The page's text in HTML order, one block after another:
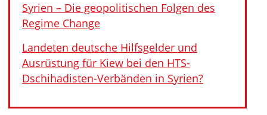
Syrien – Die geopolitischen Folgen des
Regime Change
Landeten deutsche Hilfsgelder und
Ausrüstung für Kiew bei den HTS-
Dschihadisten-Verbänden in Syrien?